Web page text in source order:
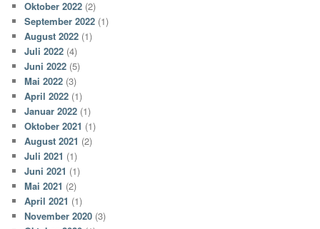
Oktober 2022 (2)
September 2022 (1)
August 2022 (1)
Juli 2022 (4)
Juni 2022 (5)
Mai 2022 (3)
April 2022 (1)
Januar 2022 (1)
Oktober 2021 (1)
August 2021 (2)
Juli 2021 (1)
Juni 2021 (1)
Mai 2021 (2)
April 2021 (1)
November 2020 (3)